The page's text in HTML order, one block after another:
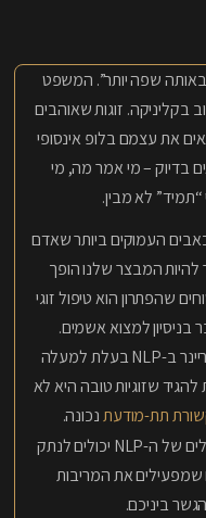
שפה יותר”. המשפט
בקליניקה. זוגות שאוהבים
את עצמם בלופ אינסופי
בדיוק – מי אמר מה, מי
לא מבין.
העמוקים ביותר שאדם
להיות המבצר שלנו הופך
שהפתרון הוא טיפול זוגי
בניסיון למצוא אשמים.
אבל כמנטורית ומאסטר טריינר ב-NLP בעלת למעלה
להגיד שזוגיות טובה היא לא
תת-מודעתנכונה.
במדריך הזה נגלה איך הכלים של ה-NLP יכולים לנתק
שמפעילים את המריבות
ביניכם.